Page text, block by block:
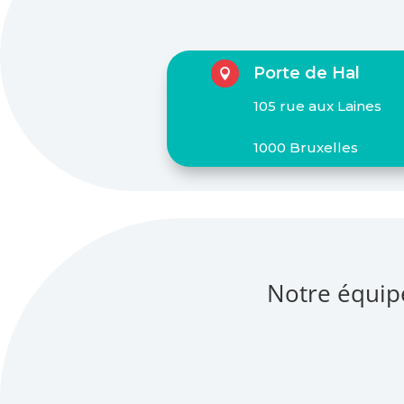
 Porte de Hal
105 rue aux Laines
1000 Bruxelles
Notre